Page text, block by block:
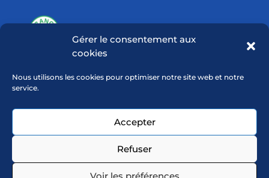
Gérer le consentement aux
cookies
Nous utilisons les cookies pour optimiser notre site web et notre
service.
Accepter
Refuser
Voir les préférences
SUIVEZ-NOUS SUR